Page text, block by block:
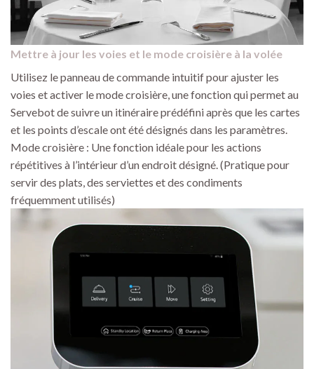
Mettre à jour les voies et le mode croisière à la volée
Utilisez le panneau de commande intuitif pour ajuster les
voies et activer le mode croisière, une fonction qui permet au
Servebot de suivre un itinéraire prédéfini après que les cartes
et les points d’escale ont été désignés dans les paramètres.
Mode croisière : Une fonction idéale pour les actions
répétitives à l’intérieur d’un endroit désigné. (Pratique pour
servir des plats, des serviettes et des condiments
fréquemment utilisés)